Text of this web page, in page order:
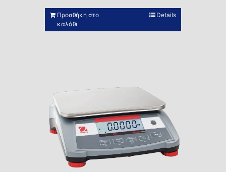
Προσθήκη στο
καλάθι
Details